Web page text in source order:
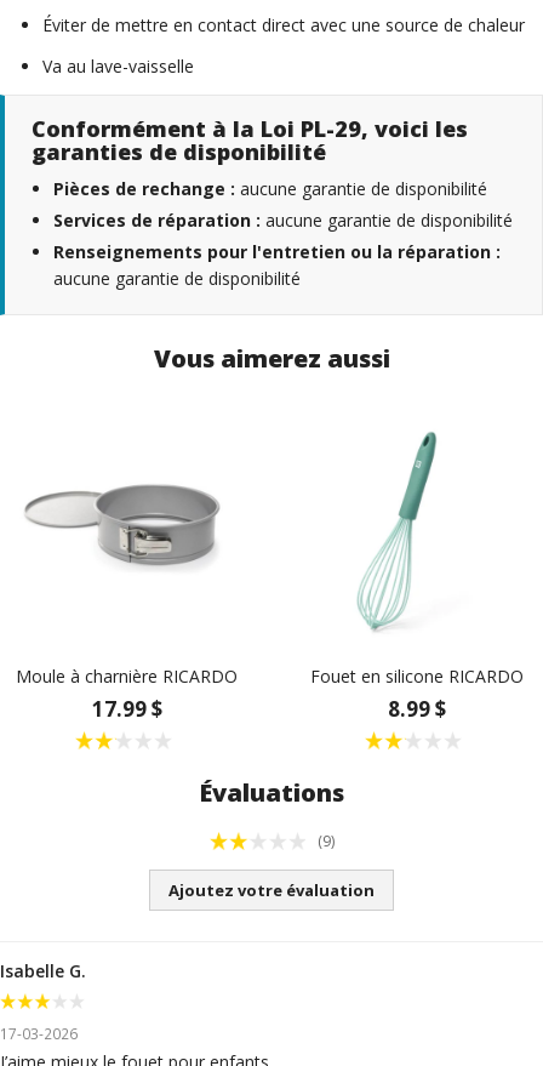
Éviter de mettre en contact direct avec une source de chaleur
Va au lave-vaisselle
Conformément à la Loi PL-29, voici les
garanties de disponibilité
Pièces de rechange : aucune garantie de disponibilité
Services de réparation : aucune garantie de disponibilité
Renseignements pour l'entretien ou la réparation :
aucune garantie de disponibilité
Vous aimerez aussi
Moule à charnière RICARDO
17.99 $
Fouet en silicone RICARDO
8.99 $
Évaluations
(9)
Ajoutez votre évaluation
Isabelle G.
17-03-2026